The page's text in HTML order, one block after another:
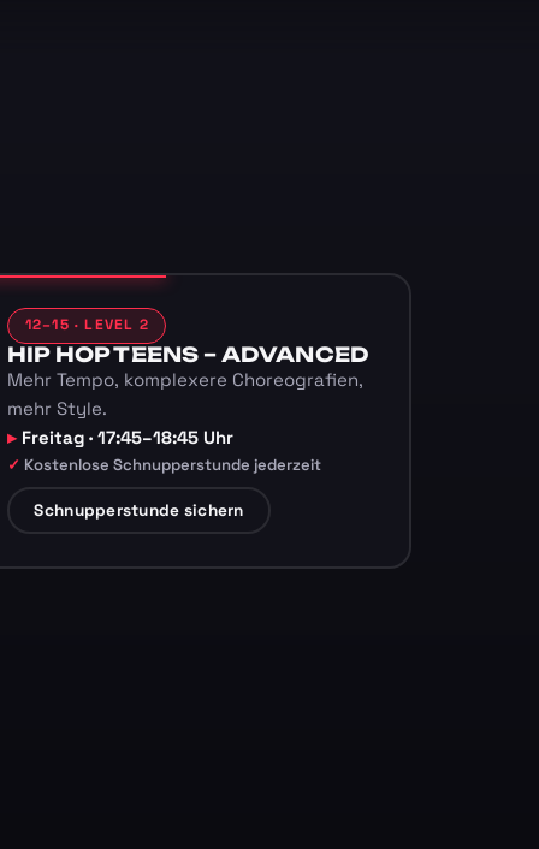
12–15 · LEVEL 2
HIP HOP TEENS – ADVANCED
Mehr Tempo, komplexere Choreografien,
mehr Style.
Freitag · 17:45–18:45 Uhr
Kostenlose Schnupperstunde jederzeit
Schnupperstunde sichern